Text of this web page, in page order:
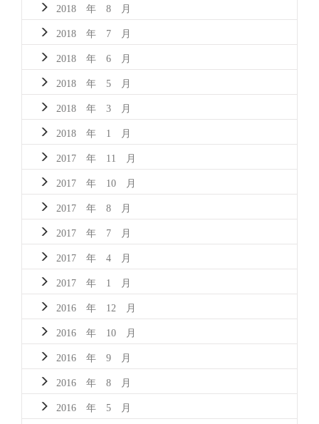
2018 年 8 月
2018 年 7 月
2018 年 6 月
2018 年 5 月
2018 年 3 月
2018 年 1 月
2017 年 11 月
2017 年 10 月
2017 年 8 月
2017 年 7 月
2017 年 4 月
2017 年 1 月
2016 年 12 月
2016 年 10 月
2016 年 9 月
2016 年 8 月
2016 年 5 月